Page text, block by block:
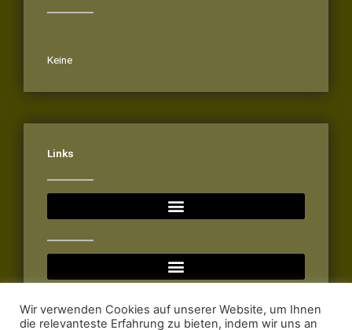
Keine
Links
Wir verwenden Cookies auf unserer Website, um Ihnen
die relevanteste Erfahrung zu bieten, indem wir uns an